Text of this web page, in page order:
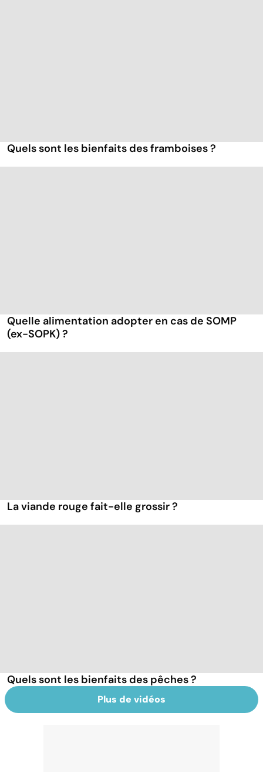
Quels sont les bienfaits des framboises ?
Quelle alimentation adopter en cas de SOMP
(ex-SOPK) ?
La viande rouge fait-elle grossir ?
Quels sont les bienfaits des pêches ?
Plus de vidéos